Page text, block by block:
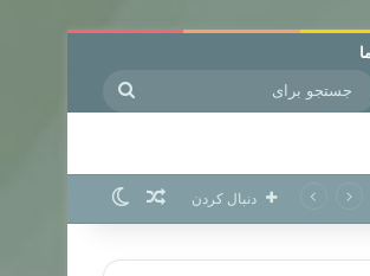
پوسته
دنبال کردن نوشته تصادفی